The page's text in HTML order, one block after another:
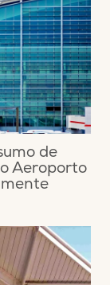
de
Aeroporto